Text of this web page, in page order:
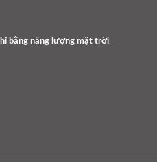
bằng năng lượng mặt trời